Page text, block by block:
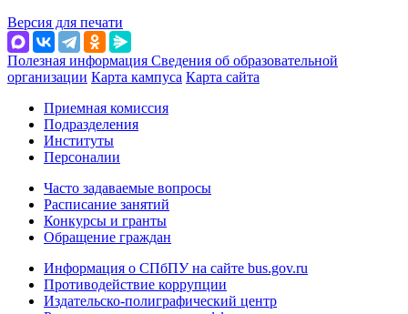
Версия для печати
Полезная информация Сведения об образовательной
организации Карта кампуса Карта сайта
Приемная комиссия
Подразделения
Институты
Персоналии
Часто задаваемые вопросы
Расписание занятий
Конкурсы и гранты
Обращение граждан
Информация о СПбПУ на сайте bus.gov.ru
Противодействие коррупции
Издательско-полиграфический центр